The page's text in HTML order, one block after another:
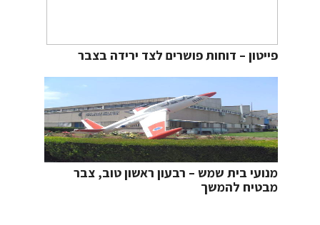
פייטון – דוחות פושרים לצד ירידה בצבר
מנועי בית שמש – רבעון ראשון טוב, צבר
מבטיח להמשך